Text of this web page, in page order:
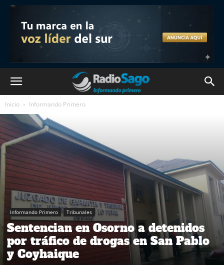
Inicio Informando Primero
Informando Primero Tribunales
Sentencian en Osorno a detenidos
por tráfico de drogas en San Pablo
y Coyhaique